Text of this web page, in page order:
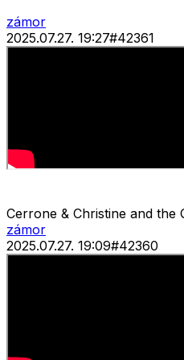
zámor
2025.07.27. 19:27#42361
Cerrone & Christine and the
zámor
2025.07.27. 19:09#42360